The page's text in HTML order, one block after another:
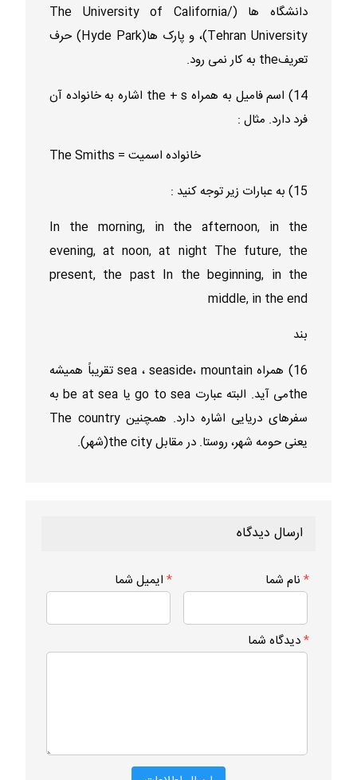
دانشگاه ها (The University of California/
Tehran University)، و پارک ها(Hyde Park) حرف
تعریفthe به کار نمی رود.
14) اسم فامیل به همراه the + s اشاره به خانواده آن
فرد دارد. مثال :
The Smiths = خانواده اسمیت
15) به عبارات زیر توجه کنید :
In the morning, in the afternoon, in the
evening, at noon, at night The future, the
present, the past In the beginning, in the
middle, in the end
بند
16) همراه sea ، seaside، mountain تقریباً همیشه
theمی آید. البته عبارت go to sea یا be at sea به
سفرهای دریایی اشاره دارد. همچنین The country
یعنی حومه شهر، روستا. در مقابل the city(شهر).
ارسال دیدگاه
* نام شما *ایمیل شما
*دیدگاه شما